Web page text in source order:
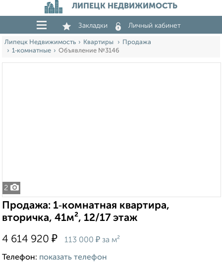
ЛИПЕЦК НЕДВИЖИМОСТЬ
Закладки Личный кабинет
Липецк Недвижимость Квартиры
Продажа
1‑комнатные
Объявление №3146
2
Продажа: 1‑комнатная квартира,
вторичка, 41м², 12/17 этаж
4 614 920 ₽ 113 000 ₽ за м²
Телефон: показать телефон